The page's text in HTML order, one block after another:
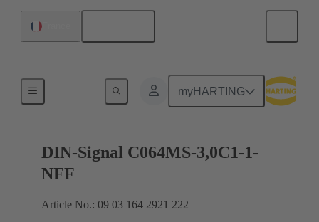
myHARTING
Raccordement carte mère à carte fille
DIN-Signal C064MS-3,0C1-1-
NFF
Article No.: 09 03 164 2921 222